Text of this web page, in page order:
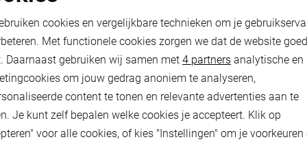
63,00 89,99
PME LEGEND T-SHIRTS PME LEGEND POLO`S
cookies
cookies Marketing cookies
cookies en vergelijkbare technieken om je
Met functionele cookies zorgen we dat de website goed
Daarnaast gebruiken wij samen met 4 partners analytische en
om jouw gedrag anoniem te analyseren,
content te tonen en relevante advertenties aan te
Je kunt zelf bepalen welke cookies je accepteert. Klik op
voor alle cookies, of kies "Instellingen" om je voorkeuren